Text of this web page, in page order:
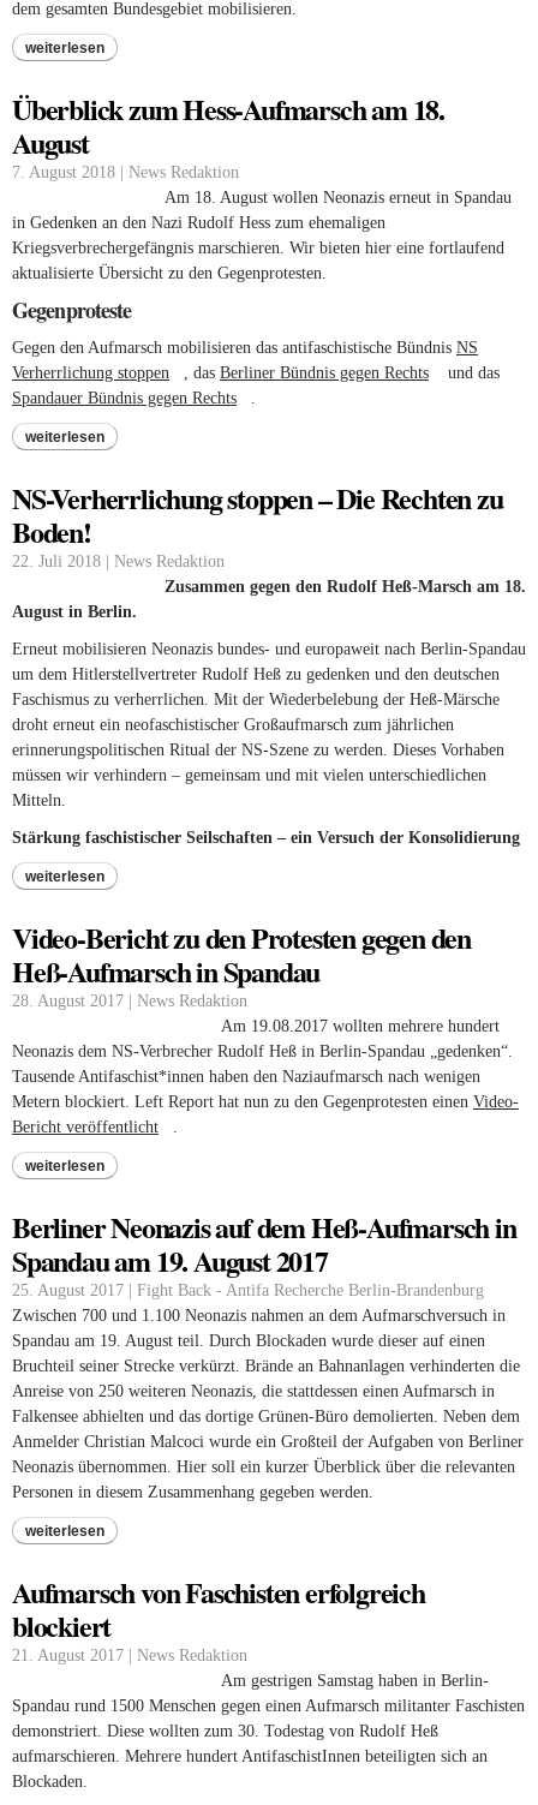
dem gesamten Bundesgebiet mobilisieren.
weiterlesen
Überblick zum Hess-Aufmarsch am 18.
August
7. August 2018 | News Redaktion
Am 18. August wollen Neonazis erneut in Spandau
in Gedenken an den Nazi Rudolf Hess zum ehemaligen
Kriegsverbrechergefängnis marschieren. Wir bieten hier eine fortlaufend
aktualisierte Übersicht zu den Gegenprotesten.
Gegenproteste
Gegen den Aufmarsch mobilisieren das antifaschistische Bündnis NS
Verherrlichung stoppen (link is external)
, das Berliner Bündnis gegen Rechts (link is
und das
Spandauer Bündnis gegen Rechts (link is external)
.
weiterlesen
NS-Verherrlichung stoppen – Die Rechten zu
Boden!
22. Juli 2018 | News Redaktion
Zusammen gegen den Rudolf Heß-Marsch am 18.
August in Berlin.
Erneut mobilisieren Neonazis bundes- und europaweit nach Berlin-Spandau
um dem Hitlerstellvertreter Rudolf Heß zu gedenken und den deutschen
Faschismus zu verherrlichen. Mit der Wiederbelebung der Heß-Märsche
droht erneut ein neofaschistischer Großaufmarsch zum jährlichen
erinnerungspolitischen Ritual der NS-Szene zu werden. Dieses Vorhaben
müssen wir verhindern – gemeinsam und mit vielen unterschiedlichen
Mitteln.
Stärkung faschistischer Seilschaften – ein Versuch der Konsolidierung
weiterlesen
Video-Bericht zu den Protesten gegen den
Heß-Aufmarsch in Spandau
28. August 2017 | News Redaktion
Am 19.08.2017 wollten mehrere hundert
Neonazis dem NS-Verbrecher Rudolf Heß in Berlin-Spandau „gedenken“.
Tausende Antifaschist*innen haben den Naziaufmarsch nach wenigen
Metern blockiert. Left Report hat nun zu den Gegenprotesten einen Video-
Bericht veröffentlicht (link is external)
.
weiterlesen
Berliner Neonazis auf dem Heß-Aufmarsch in
Spandau am 19. August 2017
25. August 2017 | Fight Back - Antifa Recherche Berlin-Brandenburg
Zwischen 700 und 1.100 Neonazis nahmen an dem Aufmarschversuch in
Spandau am 19. August teil. Durch Blockaden wurde dieser auf einen
Bruchteil seiner Strecke verkürzt. Brände an Bahnanlagen verhinderten die
Anreise von 250 weiteren Neonazis, die stattdessen einen Aufmarsch in
Falkensee abhielten und das dortige Grünen-Büro demolierten. Neben dem
Anmelder Christian Malcoci wurde ein Großteil der Aufgaben von Berliner
Neonazis übernommen. Hier soll ein kurzer Überblick über die relevanten
Personen in diesem Zusammenhang gegeben werden.
weiterlesen
Aufmarsch von Faschisten erfolgreich
blockiert
21. August 2017 | News Redaktion
Am gestrigen Samstag haben in Berlin-
Spandau rund 1500 Menschen gegen einen Aufmarsch militanter Faschisten
demonstriert. Diese wollten zum 30. Todestag von Rudolf Heß
aufmarschieren. Mehrere hundert AntifaschistInnen beteiligten sich an
Blockaden.